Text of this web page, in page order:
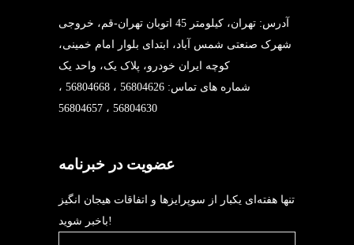
آدرس: تهران، کیلومتر 45 اتوبان تهران-قم، خروجی
شهرک صنعتی شمس آباد، ابتدای بلوار امام خمینی،
کوچه ایران خودرو، پلاک یک، واحد یک
شماره های تماس: 56804626 ، 56804668 ،
56804630 ، 56804657
عضویت در خبرنامه
تنها هفته‌ای یکبار از سوپرایزها و اتفاقات هیجان انگیز
باخبر شوید!